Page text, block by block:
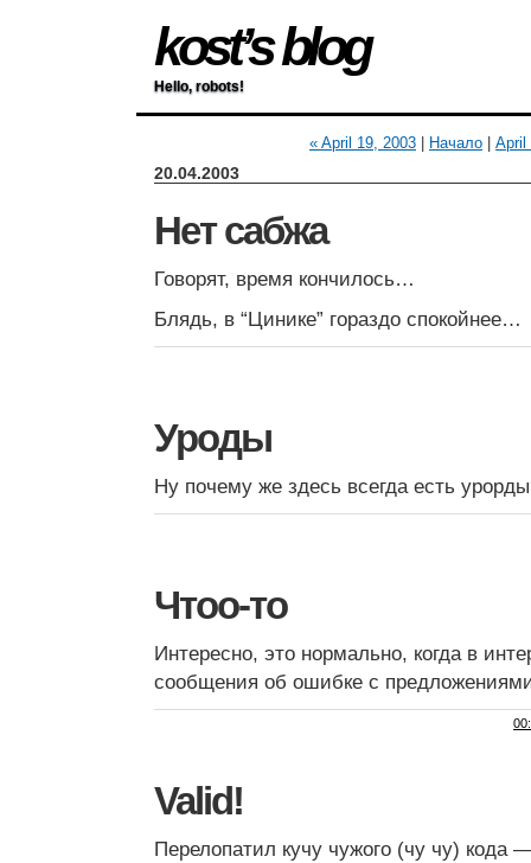
kost’s blog
Hello, robots!
« April 19, 2003 Начало April
20.04.2003
Нет сабжа
Говорят, время кончилось…
Блядь, в “Цинике” гораздо спокойнее…
Уроды
Ну почему же здесь всегда есть
Чтоо-то
Интересно, это нормально, когда в
сообщения об ошибке с
Valid!
Перелопатил кучу чужого (чу чу) кода